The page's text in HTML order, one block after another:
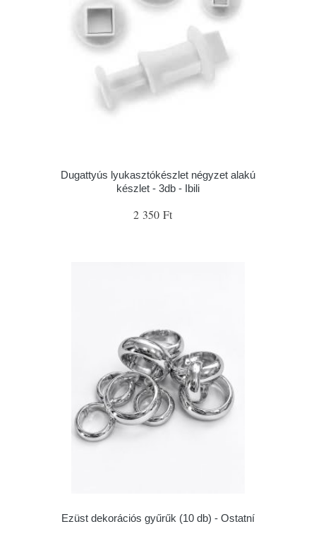
Dugattyús lyukasztókészlet négyzet alakú
készlet - 3db - Ibili
2 350 Ft
Ezüst dekorációs gyűrűk (10 db) - Ostatní